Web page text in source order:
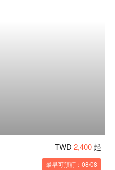
TWD 2,400 起
最早可預訂：08/08